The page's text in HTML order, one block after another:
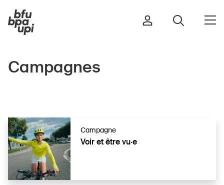
Bâtiments et installations
Enfants
Campagnes
Campagne
Voir et être vu·e